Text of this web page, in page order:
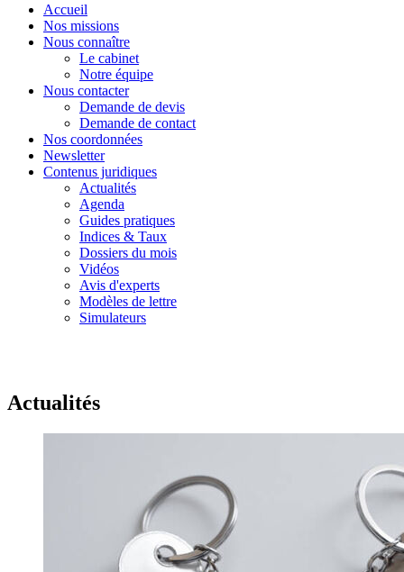
Accueil
Nos missions
Nous connaître
Le cabinet
Notre équipe
Nous contacter
Demande de devis
Demande de contact
Nos coordonnées
Newsletter
Contenus juridiques
Actualités
Agenda
Guides pratiques
Indices & Taux
Dossiers du mois
Vidéos
Avis d'experts
Modèles de lettre
Simulateurs
Actualités